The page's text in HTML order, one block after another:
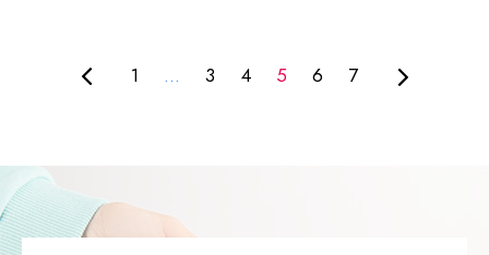
1 ... 3 4 5 6 7